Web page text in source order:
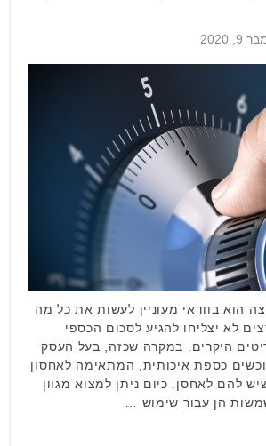
2020
הוא בוודאי מעוניין לעשות את כל מה
לא יצליחו להגיע לסכום הכספי
היקרים. במקרה שכזה, בעל העסק
כספת איכותית, המתאימה לאחסון
להם לאחסן. כיום ניתן למצוא מגוון
הן עבור שימוש …